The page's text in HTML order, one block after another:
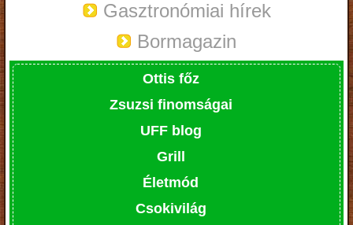
Gasztronómiai hírek
Bormagazin
Ottis főz
Zsuzsi finomságai
UFF blog
Grill
Életmód
Csokivilág